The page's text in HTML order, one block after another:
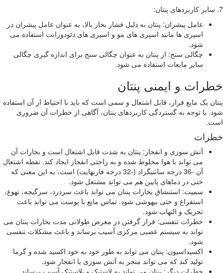
عامل پیشران: پنتان به دلیل فشار بخار بالا، به عنوان عامل پیشران در
اسپری ها مانند اسپری های مو و اسپری های دئودورانت استفاده می
چگالی سنج: از پنتان به عنوان چگالی سنج برای اندازه گیری چگالی
سایر مایعات استفاده می شود.
و ایمنی پنتان
مایع فرار، قابل اشتعال و سمی است که باید با احتیاط از آن استفاده
توجه به گستردگی کاربردهای پنتان، آگاهی از خطرات آن ضروری
آتش سوزی و انفجار: پنتان به شدت قابل اشتعال است و بخارات آن
می تواند با هوا مخلوط شده و به راحتی انفجار ایجاد کند. نقطه اشتعال
آن -36 درجه سانتیگراد (-32 درجه فارنهایت) است، به این معنی که
حتی در دماهای پایین هم می تواند مشتعل شود.
سمیت: استنشاق بخارات پنتان می تواند باعث سردرد، سرگیجه، تهوع،
استفراغ و حتی بیهوشی شود. تماس مایع با پوست می تواند باعث
تحریک و التهاب شود.
خطرات تنفسی: قرار گرفتن در معرض طولانی مدت بخارات پنتان می
تواند به سیستم عصبی مرکزی آسیب برساند و باعث مشکلات تنفسی
اکسیداسیون: پنتان می تواند به طور خود به خود اکسید شده و گرما
تولید کند که می تواند منجر به آتش سوزی یا انفجار شود.